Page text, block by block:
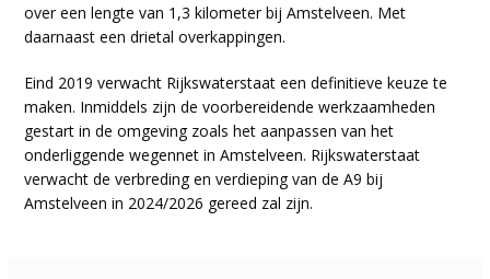
over een lengte van 1,3 kilometer bij Amstelveen. Met
daarnaast een drietal overkappingen.
Eind 2019 verwacht Rijkswaterstaat een definitieve keuze te
maken. Inmiddels zijn de voorbereidende werkzaamheden
gestart in de omgeving zoals het aanpassen van het
onderliggende wegennet in Amstelveen. Rijkswaterstaat
verwacht de verbreding en verdieping van de A9 bij
Amstelveen in 2024/2026 gereed zal zijn.